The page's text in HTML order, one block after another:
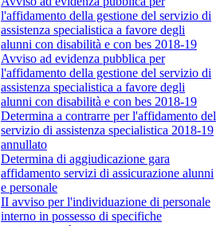
l'affidamento della gestione del servizio di
assistenza specialistica a favore degli
alunni con disabilità e con bes 2018-19
Avviso ad evidenza pubblica per
l'affidamento della gestione del servizio di
assistenza specialistica a favore degli
alunni con disabilità e con bes 2018-19
Determina a contrarre per l'affidamento del
servizio di assistenza specialistica 2018-19
annullato
Determina di aggiudicazione gara
affidamento servizi di assicurazione alunni
e personale
II avviso per l'individuazione di personale
interno in possesso di specifiche